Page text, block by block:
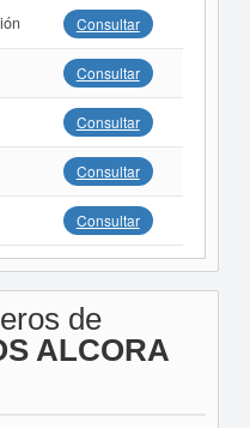
Consultar
Consultar
Consultar
Consultar
Consultar
de
ALCORA